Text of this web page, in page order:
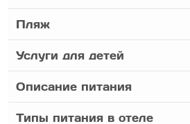
Пляж
Услуги для детей
Описание питания
Типы питания в отеле